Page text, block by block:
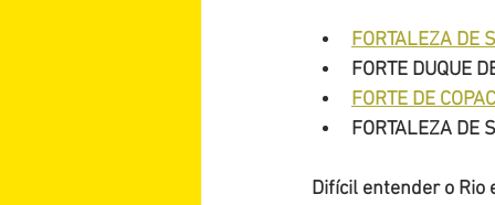
FORTALEZA DE
FORTE DUQUE
FORTE DE
FORTALEZA DE
Difícil entender o Rio